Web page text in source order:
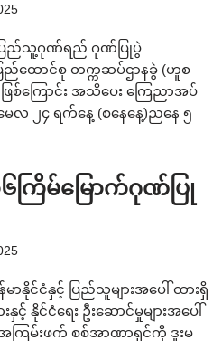
ပြည်သူ့ဂုဏ်ရည် ဂုဏ်ပြုပွဲ
ည်ထောင်စု တက္ကဆပ်ဌာနခွဲ (ဟူစ
စ်ကြောင်း အသိပေး ကြေညာအပ်
ေလ ၂၄ ရက်နေ့ (စနေနေ့)ညနေ ၅
ြိမ်မြောက်ဂုဏ်ပြု
င်ငံနှင့် ပြည်သူများအပေါ် ထားရှိ
င့် နိုင်ငံရေး ဦးဆောင်မှုများအပေါ်
အကြမ်းဖက် စစ်အာဏာရှင်ကို ဒူးမ